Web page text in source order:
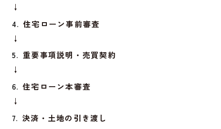
↓
住宅ローン事前審査
↓
重要事項説明・売買契約
↓
住宅ローン本審査
↓
決済・土地の引き渡し